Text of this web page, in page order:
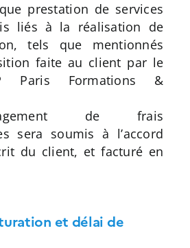
prestation de services
liés à la réalisation de
tels que mentionnés
faite au client par le
Paris Formations &
de frais
sera soumis à l’accord
du client, et facturé en
et délai de